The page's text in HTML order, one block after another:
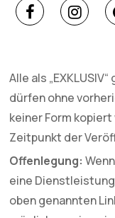
Alle als
dürfen ohne
keiner Form
Zeitpunkt der
Offenlegung:
eine
oben genannten